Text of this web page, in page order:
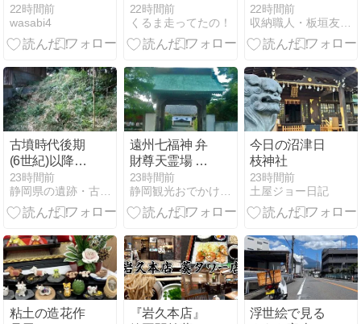
／ハグロトン
ボ
22時間前
wasabi4
ーク運行を、
定型構図でど
うぞ。
22時間前
くるま走ってたの！
の部屋は「物
置部屋」にな
ってしまうの
22時間前
収納職人・板垣友子の片づけのヒント
古墳時代後期
(6世紀)以降の
円墳 八幡古墳
(静岡県菊川市
(旧小笠郡菊川
宮八幡宮)
23時間前
静岡県の遺跡・古墳・城跡ガイド
遠州七福神 弁
財尊天霊場 曹
洞宗 龍冨山 松
秀寺 (静岡県
袋井市(旧磐田
453)
23時間前
静岡観光おでかけガイド
今日の沼津日
枝神社
23時間前
土屋ジョー日記
粘土の造花作
『岩久本店』
浮世絵で見る